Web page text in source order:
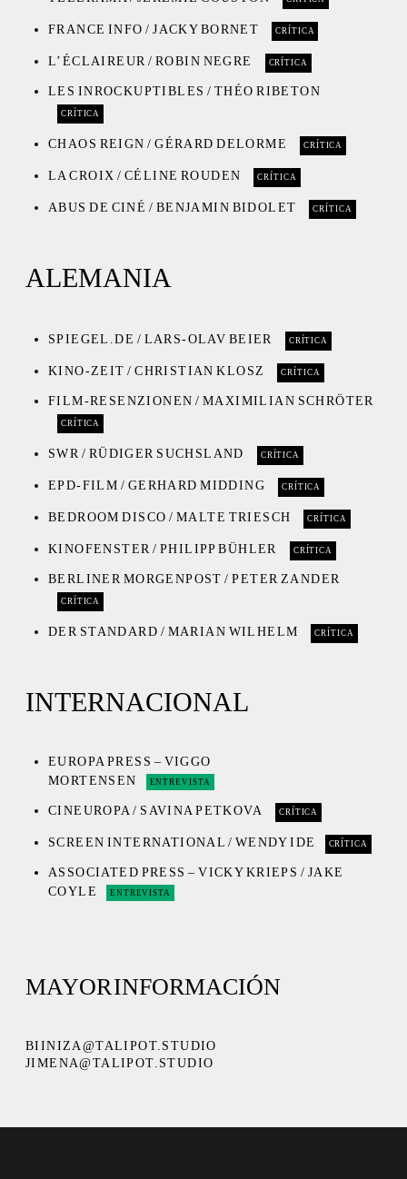
FRANCE INFO / JACKY BORNET CRÍTICA
L’ÉCLAIREUR / ROBIN NEGRE CRÍTICA
LES INROCKUPTIBLES / THÉO RIBETON
CRÍTICA
CHAOS REIGN / GÉRARD DELORME CRÍTICA
LA CROIX / CÉLINE ROUDEN CRÍTICA
ABUS DE CINÉ / BENJAMIN BIDOLET CRÍTICA
ALEMANIA
SPIEGEL.DE / LARS-OLAV BEIER CRÍTICA
KINO-ZEIT / CHRISTIAN KLOSZ CRÍTICA
FILM-RESENZIONEN / MAXIMILIAN SCHRÖTER
CRÍTICA
SWR / RÜDIGER SUCHSLAND CRÍTICA
EPD-FILM / GERHARD MIDDING CRÍTICA
BEDROOM DISCO / MALTE TRIESCH CRÍTICA
KINOFENSTER / PHILIPP BÜHLER CRÍTICA
BERLINER MORGENPOST / PETER ZANDER
CRÍTICA
DER STANDARD / MARIAN WILHELM CRÍTICA
INTERNACIONAL
EUROPA PRESS – VIGGO
MORTENSEN
ENTREVISTA
CINEUROPA / SAVINA PETKOVA CRÍTICA
SCREEN INTERNATIONAL / WENDY IDE CRÍTICA
ASSOCIATED PRESS – VICKY KRIEPS / JAKE
COYLE
ENTREVISTA
MAYOR INFORMACIÓN
BIINIZA@TALIPOT.STUDIO
JIMENA@TALIPOT.STUDIO